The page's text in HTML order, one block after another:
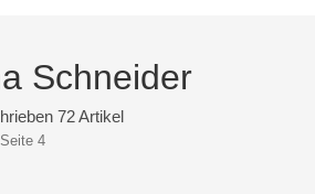
Schneider
72 Artikel
Seite 4